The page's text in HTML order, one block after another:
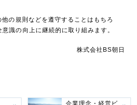
の規則などを遵守することはもちろ
識の向上に継続的に取り組みます。
株式会社BS朝日